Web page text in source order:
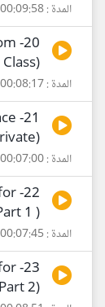
المدة : 00:09:58
المدة : 00:08:17
المدة : 00:07:00
1 )
المدة : 00:07:45
2)